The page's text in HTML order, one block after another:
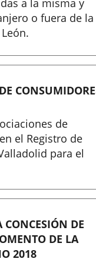
o fuera de la
de
el Registro de
para el
DE
DE LA
2018